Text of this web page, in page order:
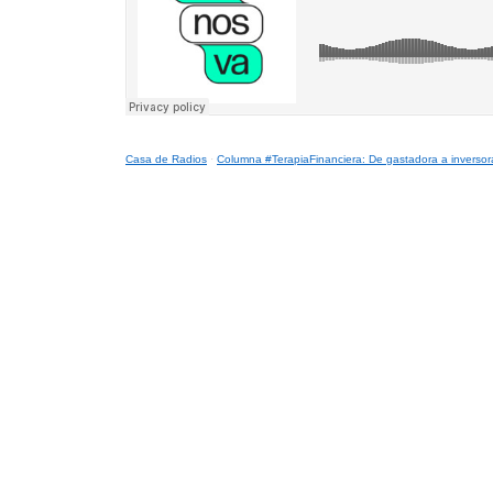
Casa de Radios · Columna #TerapiaFinanciera: De gastadora a